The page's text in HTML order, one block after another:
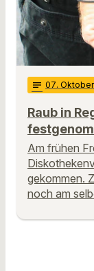
notes 07.
Raub in
Am frühen
gekommen.
noch am